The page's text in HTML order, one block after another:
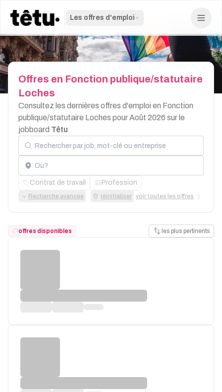
Les offres d'emploi
Offres en Fonction publique/statutaire
Loches
Consultez les dernières offres d'emploi en Fonction
publique/statutaire Loches pour Août 2026 sur le
jobboard Têtu
Rechercher par job, mot-clé ou entreprise
Localisation
Contrat de travail Profession
Recherche avancée réinitialiser voir toutes les offres
offres disponibles les plus pertinents